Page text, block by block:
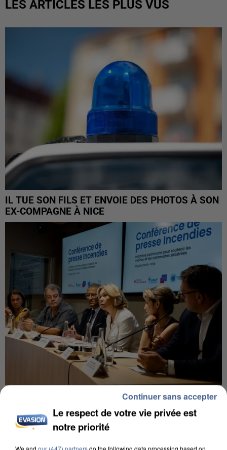
LES ARTICLES LES PLUS VUS
IL TUE SON FILS ET ENVOIE DES PHOTOS À SON
EX-COMPAGNE À NICE
INCENDIES : L’ÎLE-DE-FRANCE LANCE UN ÉLAN
DE SOLIDARITÉ AVEC LES...
Le respect de votre vie privée est
notre priorité
We and our (447) partnersdo the following data processing based on
Continuer sans accepter